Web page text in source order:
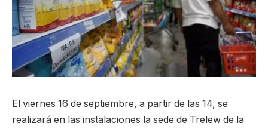
El viernes 16 de septiembre, a partir de las 14, se
realizará en las instalaciones la sede de Trelew de la